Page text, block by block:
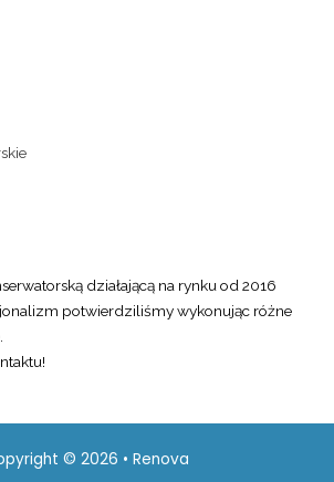
działającą na rynku od 2016
potwierdziliśmy wykonując różne
© 2026 • Renova